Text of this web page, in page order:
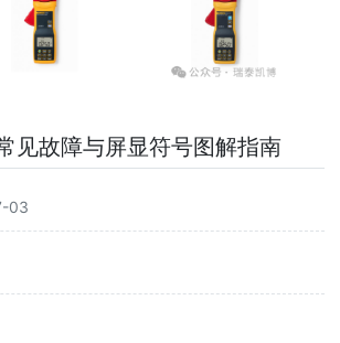
见故障与屏显符号图解指南
03